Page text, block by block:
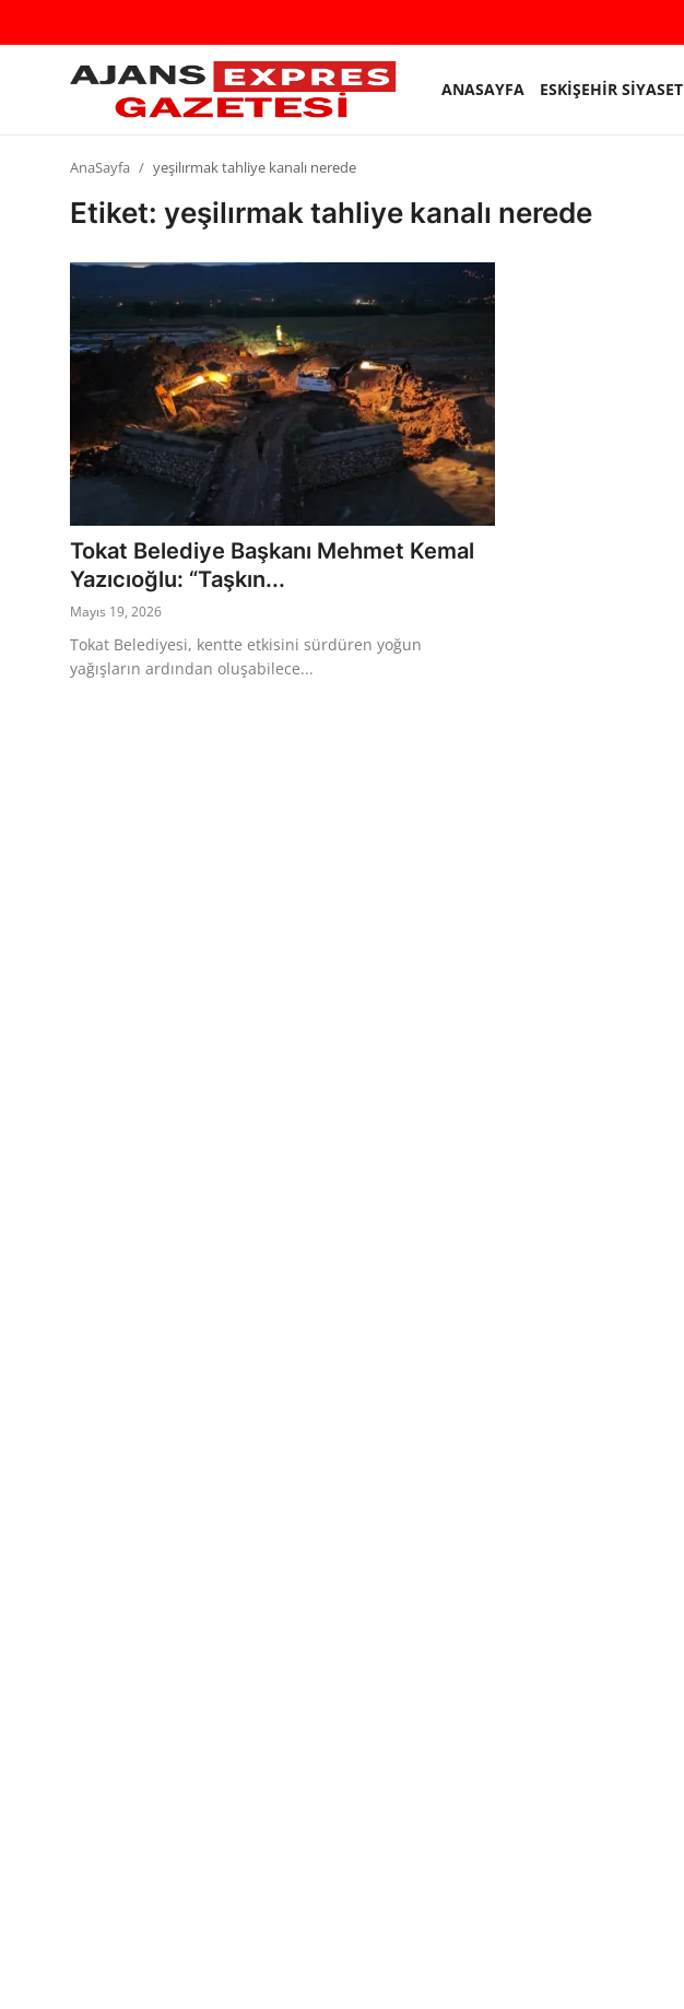
ANASAYFA ESKIŞEHIR SIYASET
GİRİŞ
Kayıt
AnaSayfa
Siyaset
Türkiye Gündemi
Siber Güvenlik
Ekonomi
Kütahya
Özel Haber
AnaSayfa yeşilırmak tahliye kanalı nerede
Etiket: yeşilırmak tahliye kanalı nerede
Tokat Belediye Başkanı Mehmet Kemal
Yazıcıoğlu: “Taşkın...
Mayıs 19, 2026
Tokat Belediyesi, kentte etkisini sürdüren yoğun
yağışların ardından oluşabilece...